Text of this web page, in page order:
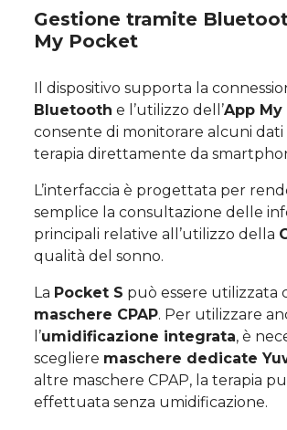
Gestione tramite
My Pocket
Il dispositivo supporta la
Bluetooth e l’utilizzo dell’App
consente di monitorare alcuni dati
terapia direttamente da
L’interfaccia è progettata per
semplice la consultazione delle
principali relative all’utilizzo della
qualità del sonno.
La Pocket S può essere utilizzata
maschere CPAP. Per utilizzare
l’umidificazione integrata, è
scegliere maschere dedicate
altre maschere CPAP, la terapia
effettuata senza umidificazione.